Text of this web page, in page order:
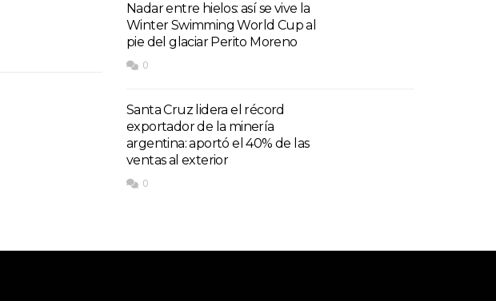
Nadar entre hielos: así se vive la
Winter Swimming World Cup al
pie del glaciar Perito Moreno
0
Santa Cruz lidera el récord
exportador de la minería
argentina: aportó el 40% de las
ventas al exterior
0